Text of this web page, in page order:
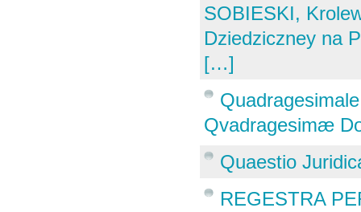
SOBIESKI,
Dziedziczney na
[…]
Qvadragesimæ
Quaestio
REGESTRA